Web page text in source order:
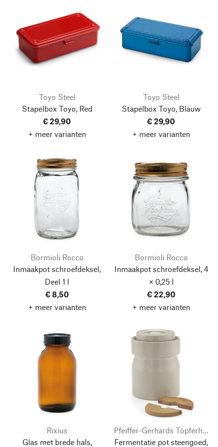
Toyo Steel
Stapelbox Toyo, Red
€ 29,90
+ meer varianten
Toyo Steel
Stapelbox Toyo, Blauw
€ 29,90
+ meer varianten
Bormioli Rocco
Inmaakpot schroefdeksel,
Deel 1 l
€ 8,50
+ meer varianten
Bormioli Rocco
Inmaakpot schroefdeksel, 4
× 0,25 l
€ 22,90
+ meer varianten
Rixius
Glas met brede hals,
Pfeiffer-Gerhards Töpferhof
Fermentatie pot steengoed,